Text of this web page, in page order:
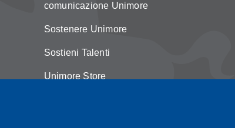
comunicazione Unimore
Sostenere Unimore
Sostieni Talenti
Unimore Store